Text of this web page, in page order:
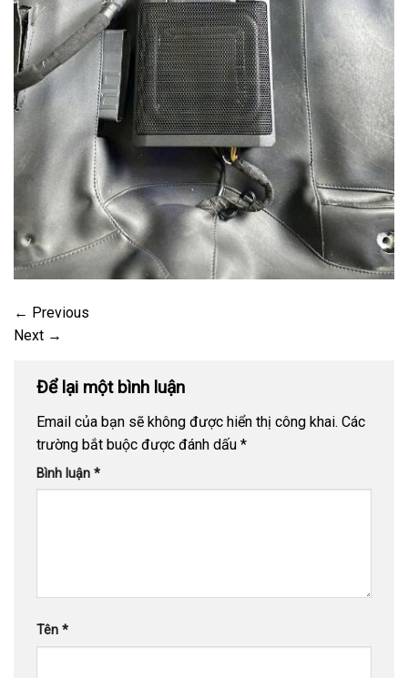
← Previous
Next →
Để lại một bình luận
Email của bạn sẽ không được hiển thị công khai. Các
trường bắt buộc được đánh dấu *
Bình luận *
Tên *